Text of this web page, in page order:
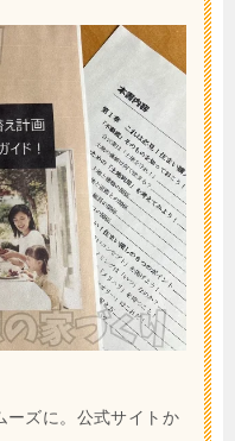
ーズに。公式サイトか